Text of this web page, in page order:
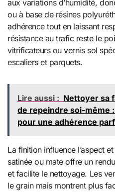
aux variations d’humidité,
ou à base de résines
adhérence tout en laissant
résistance au trafic reste le
vitrificateurs ou vernis sol
escaliers et parquets.
Lire aussi : Nettoyer sa
de repeindre soi-même
pour une adhérence
La finition influence l’aspect
satinée ou mate offre un
et facilite le nettoyage. Les
le grain mais montrent plus